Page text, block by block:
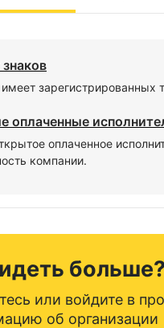
зарегистрированных
оплаченные
оплаченное
компании.
больше?
или войдите в
об организации